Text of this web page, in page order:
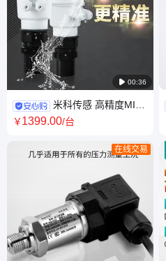
 00:36
米科传感 高精度MIK-
MP超声波液位/物位计 湖泊河
￥1399.00/台
在线交易